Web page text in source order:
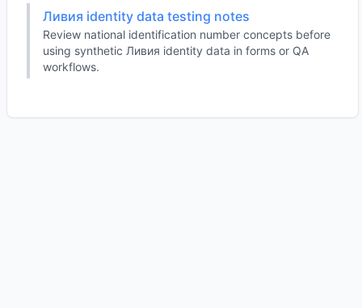
Ливия identity data testing notes
Review national identification number concepts before
using synthetic Ливия identity data in forms or QA
workflows.